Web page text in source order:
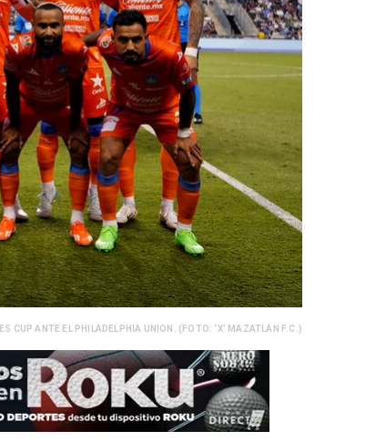
CUP ANTE EL PHILADELPHIA UNION. (FOTO: ‘X’ MAZATLÁN F.C.)